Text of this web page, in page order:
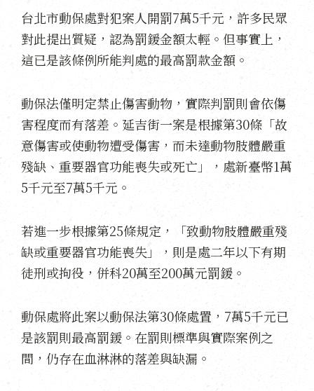
台北市動保處對犯案人開罰7萬5千元，許多民眾
對此提出質疑，認為罰鍰金額太輕。但事實上，
這已是該條例所能判處的最高罰款金額。
動保法僅明定禁止傷害動物，實際判罰則會依傷
害程度而有落差。延吉街一案是根據第30條「故
意傷害或使動物遭受傷害，而未達動物肢體嚴重
殘缺、重要器官功能喪失或死亡」，處新臺幣1萬
5千元至7萬5千元。
若進一步根據第25條規定，「致動物肢體嚴重殘
缺或重要器官功能喪失」，則是處二年以下有期
徒刑或拘役，併科20萬至200萬元罰鍰。
動保處將此案以動保法第30條處置，7萬5千元已
是該罰則最高罰鍰。在罰則標準與實際案例之
間，仍存在血淋淋的落差與缺漏。